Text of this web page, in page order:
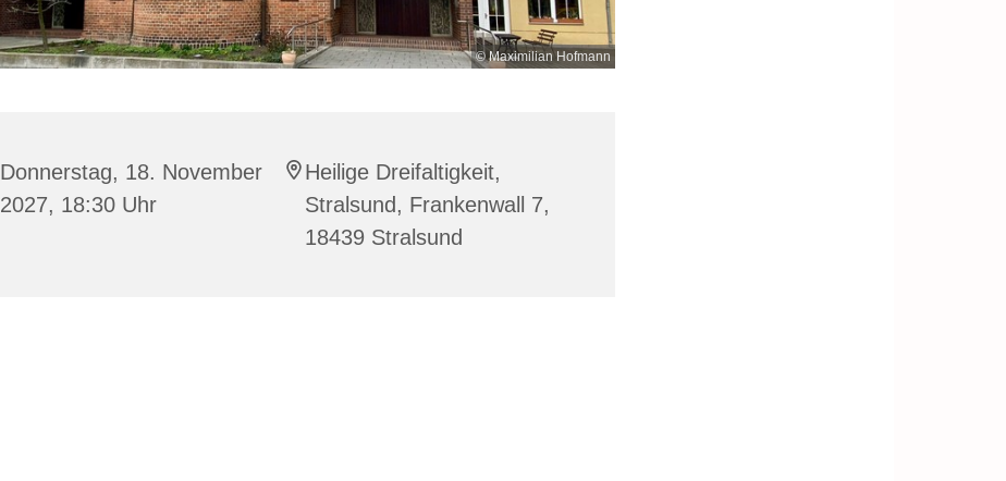
© Maximilian Hofmann
Donnerstag, 18. November
2027, 18:30 Uhr
Heilige Dreifaltigkeit,
Stralsund, Frankenwall 7,
18439 Stralsund